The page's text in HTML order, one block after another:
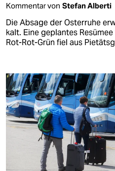
Kommentar von Stefan Alberti
Die Absage der Osterruhe
kalt. Eine geplantes
Rot-Rot-Grün fiel aus